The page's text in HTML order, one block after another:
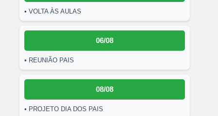
• VOLTA ÀS AULAS
06/08
• REUNIÃO PAIS
08/08
• PROJETO DIA DOS PAIS